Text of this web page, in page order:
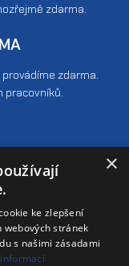
zdarma.
zdarma.
pracovníků.
podmínky.
kvality.
- řádně proškolení a
pracovníky!
×
ke zlepšení
webových stránek
s našimi zásadami